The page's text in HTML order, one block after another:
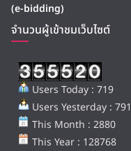
(e-bidding)
จำนวนผู้เข้าชมเว็บไซต์
Users Today : 719
Users Yesterday : 791
This Month : 2880
This Year : 128768